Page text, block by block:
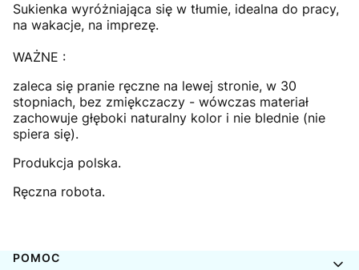
Sukienka wyróżniająca się w tłumie, idealna do pracy,
na wakacje, na imprezę.
WAŻNE :
zaleca się pranie ręczne na lewej stronie, w 30
stopniach, bez zmiękczaczy - wówczas materiał
zachowuje głęboki naturalny kolor i nie blednie (nie
spiera się).
Produkcja polska.
Ręczna robota.
Linki w stopce
POMOC